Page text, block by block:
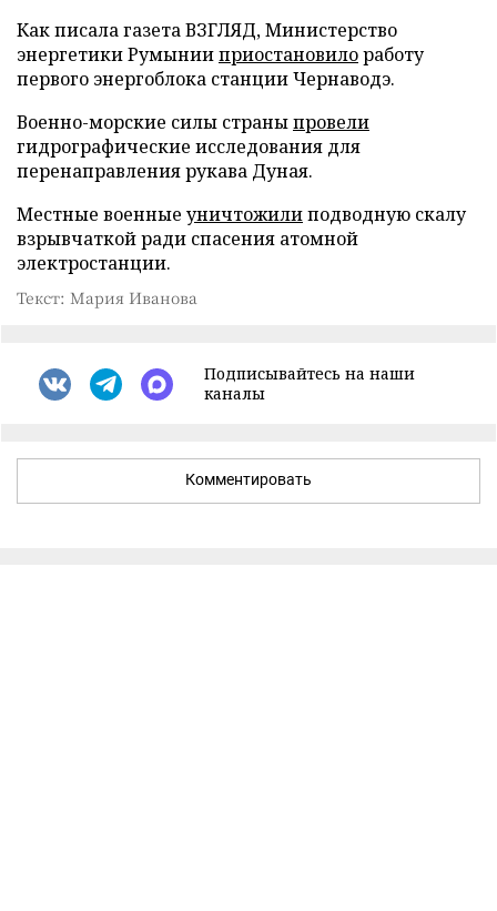
Как писала газета ВЗГЛЯД, Министерство
энергетики Румынииприостановилоработу
первого энергоблока станции Чернаводэ.
Военно-морские силы страныпровели
гидрографические исследования для
перенаправления рукава Дуная.
Местные военные уничтожилиподводную скалу
взрывчаткой ради спасения атомной
электростанции.
Текст: Мария Иванова
Подписывайтесь на наши
каналы
Комментировать